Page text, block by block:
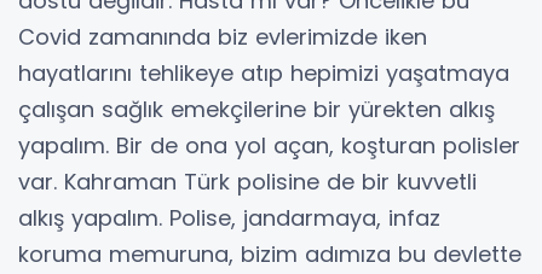
Covid zamanında biz evlerimizde iken
hayatlarını tehlikeye atıp hepimizi yaşatmaya
çalışan sağlık emekçilerine bir yürekten alkış
yapalım. Bir de ona yol açan, koşturan polisler
var. Kahraman Türk polisine de bir kuvvetli
alkış yapalım. Polise, jandarmaya, infaz
koruma memuruna, bizim adımıza bu devlette